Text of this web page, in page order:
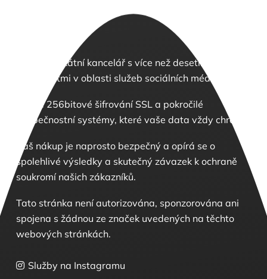
Jsme advokátní kancelář s více než desetiletými
zkušenostmi v oblasti služeb sociálních médií.
Máme 256bitové šifrování SSL a pokročilé
bezpečnostní systémy, které vaše data vždy chrání.
Váš nákup je naprosto bezpečný a opírá se o
spolehlivé výsledky a skutečný závazek k ochraně
soukromí našich zákazníků.
Tato stránka není autorizována, sponzorována ani
spojena s žádnou ze značek uvedených na těchto
webových stránkách.
Služby na Instagramu